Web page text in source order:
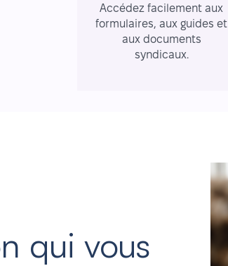
Accédez facilement aux
formulaires, aux guides et
aux documents
syndicaux.
qui vous